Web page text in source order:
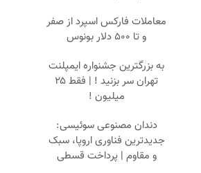
معاملات فارکس اسپرد از صفر
و تا ۵۰۰ دلار بونوس
به بزرگترین جشنواره ایمپلنت
تهران سر بزنید ! | فقط ۲۵
میلیون !
دندان مصنوعی سوئیسی:
جدیدترین فناوری اروپا، سبک
و مقاوم | پرداخت قسطی